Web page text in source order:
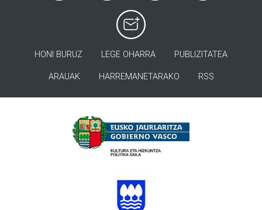
HONI BURUZ LEGE OHARRA PUBLIZITATEA
ARAUAK HARREMANETARAKO RSS